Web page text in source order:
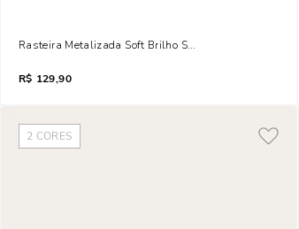
Rasteira Metalizada Soft Brilho Strass Prata
R$ 129,90
2 CORES